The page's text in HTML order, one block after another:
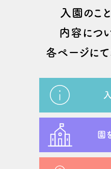
⼊園のこ
内容につ
各ページに
園